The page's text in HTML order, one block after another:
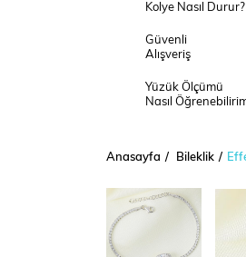
Kolye Nasıl Durur?
Güvenli
Alışveriş
Yüzük Ölçümü
Nasıl
Anasayfa Bileklik